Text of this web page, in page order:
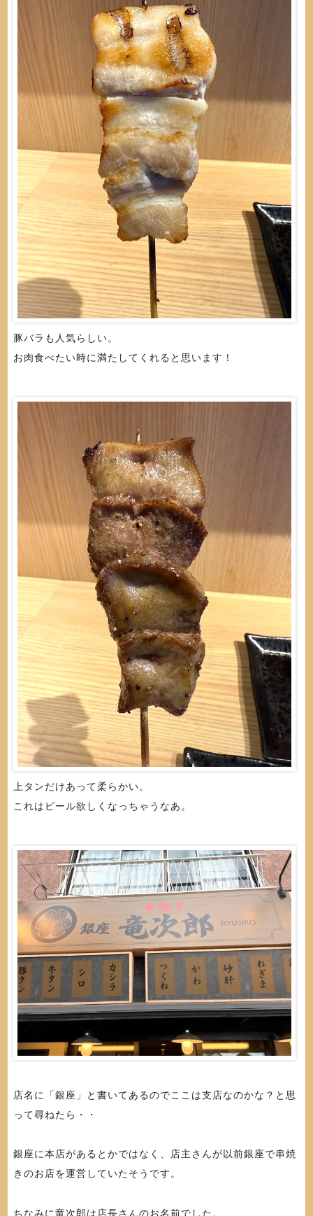
豚バラも人気らしい。
お肉食べたい時に満たしてくれると思います！
上タンだけあって柔らかい。
これはビール欲しくなっちゃうなあ。
店名に「銀座」と書いてあるのでここは支店なのかな？と思
って尋ねたら・・
銀座に本店があるとかではなく、店主さんが以前銀座で串焼
きのお店を運営していたそうです。
ちなみに竜次郎は店長さんのお名前でした。